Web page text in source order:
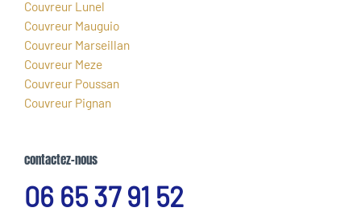
Couvreur Lunel
Couvreur Mauguio
Couvreur Marseillan
Couvreur Meze
Couvreur Poussan
Couvreur Pignan
contactez-nous
06 65 37 91 52